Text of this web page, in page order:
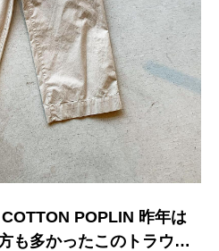
POPLIN 昨年は
も多かったこのトラウザ